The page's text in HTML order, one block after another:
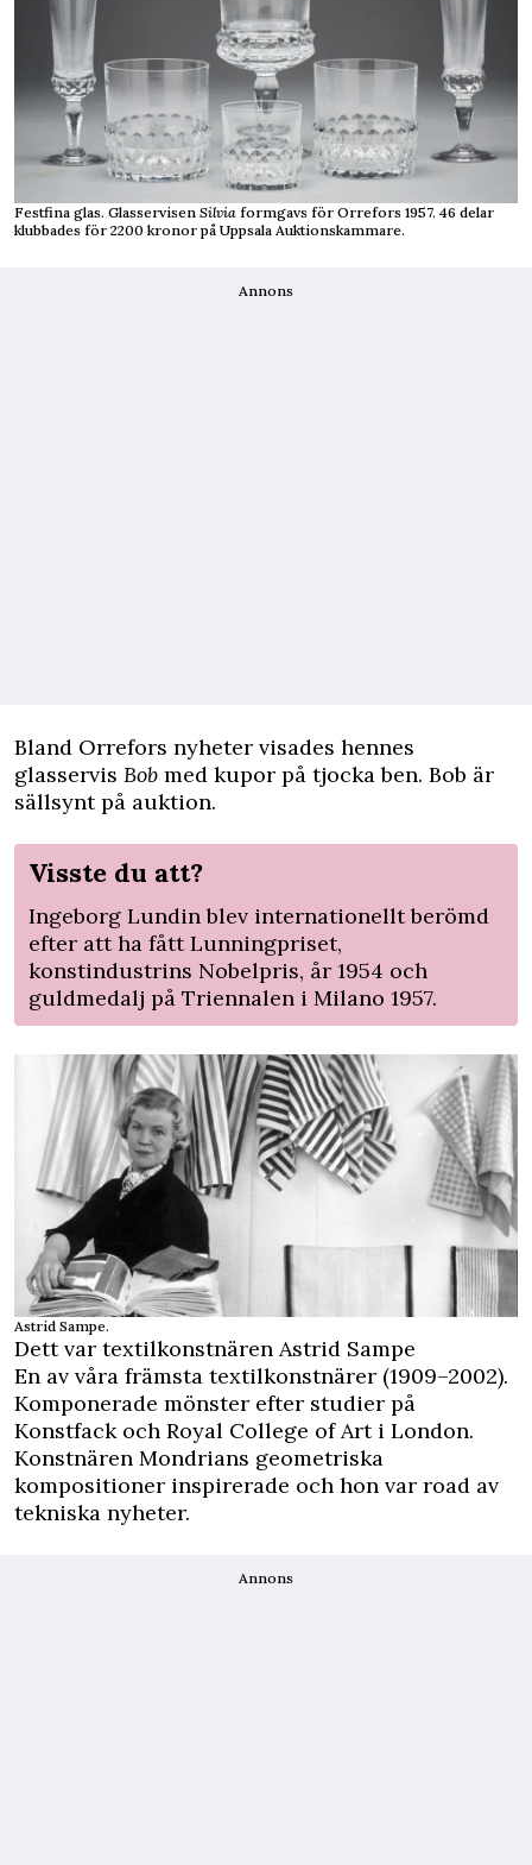
Festfina glas. Glasservisen Silvia formgavs för Orrefors 1957. 46 delar
klubbades för 2200 kronor på Uppsala Auktionskammare.
Annons
Bland Orrefors nyheter visades hennes
glasservis Bob med kupor på tjocka ben. Bob är
sällsynt på auktion.
Visste du att?
Ingeborg Lundin blev internationellt berömd
efter att ha fått Lunningpriset,
konstindustrins Nobelpris, år 1954 och
guldmedalj på Triennalen i Milano 1957.
Astrid Sampe.
Dett var textilkonstnären Astrid Sampe
En av våra främsta textilkonstnärer (1909–2002).
Komponerade mönster efter studier på
Konstfack och Royal College of Art i London.
Konstnären Mondrians geometriska
kompositioner inspirerade och hon var road av
tekniska nyheter.
Annons